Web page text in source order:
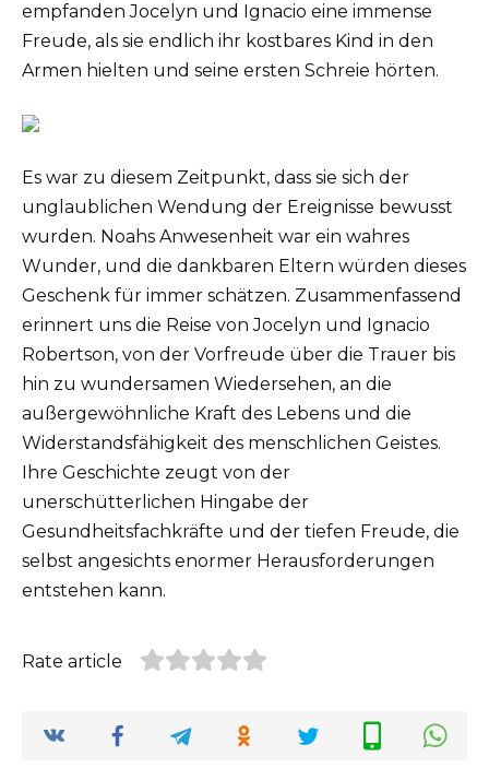
empfanden Jocelyn und Ignacio eine immense
Freude, als sie endlich ihr kostbares Kind in den
Armen hielten und seine ersten Schreie hörten.
Es war zu diesem Zeitpunkt, dass sie sich der
unglaublichen Wendung der Ereignisse bewusst
wurden. Noahs Anwesenheit war ein wahres
Wunder, und die dankbaren Eltern würden dieses
Geschenk für immer schätzen. Zusammenfassend
erinnert uns die Reise von Jocelyn und Ignacio
Robertson, von der Vorfreude über die Trauer bis
hin zu wundersamen Wiedersehen, an die
außergewöhnliche Kraft des Lebens und die
Widerstandsfähigkeit des menschlichen Geistes.
Ihre Geschichte zeugt von der
unerschütterlichen Hingabe der
Gesundheitsfachkräfte und der tiefen Freude, die
selbst angesichts enormer Herausforderungen
entstehen kann.
Rate article